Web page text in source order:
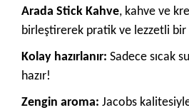
Arada Stick Kahve, kahve ve
birleştirerek pratik ve lezzetli bir
Kolay hazırlanır: Sadece sıcak
hazır!
Zengin aroma: Jacobs